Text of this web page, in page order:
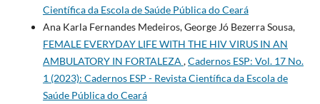
Cientí­fica da Escola de Saúde Pública do Ceará
Ana Karla Fernandes Medeiros, George Jó Bezerra Sousa,
FEMALE EVERYDAY LIFE WITH THE HIV VIRUS IN AN
AMBULATORY IN FORTALEZA ,Cadernos ESP: Vol. 17 No.
1 (2023): Cadernos ESP - Revista Cientí­fica da Escola de
Saúde Pública do Ceará